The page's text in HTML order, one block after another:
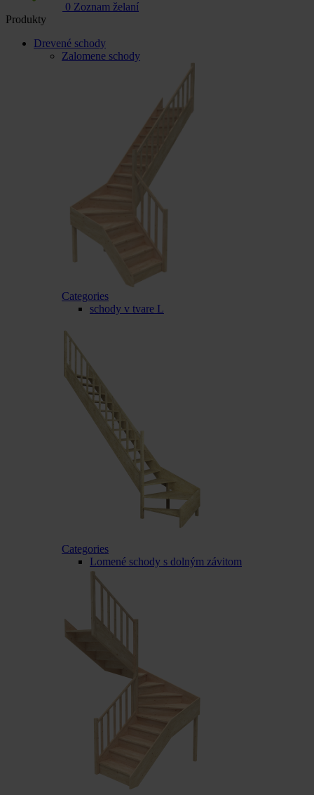
0 Zoznam želaní
Produkty
Drevené schody
Zalomene schody
Categories
schody v tvare L
Categories
Lomené schody s dolným závitom